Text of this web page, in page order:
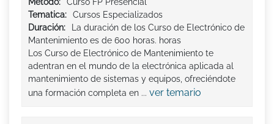
Tematica:
Cursos Especializados
Duración:
La duración de los Curso de Electrónico de
Mantenimiento es de 600 horas. horas
Los Curso de Electrónico de Mantenimiento te
adentran en el mundo de la electrónica aplicada al
mantenimiento de sistemas y equipos, ofreciéndote
una formación completa en ... ver temario